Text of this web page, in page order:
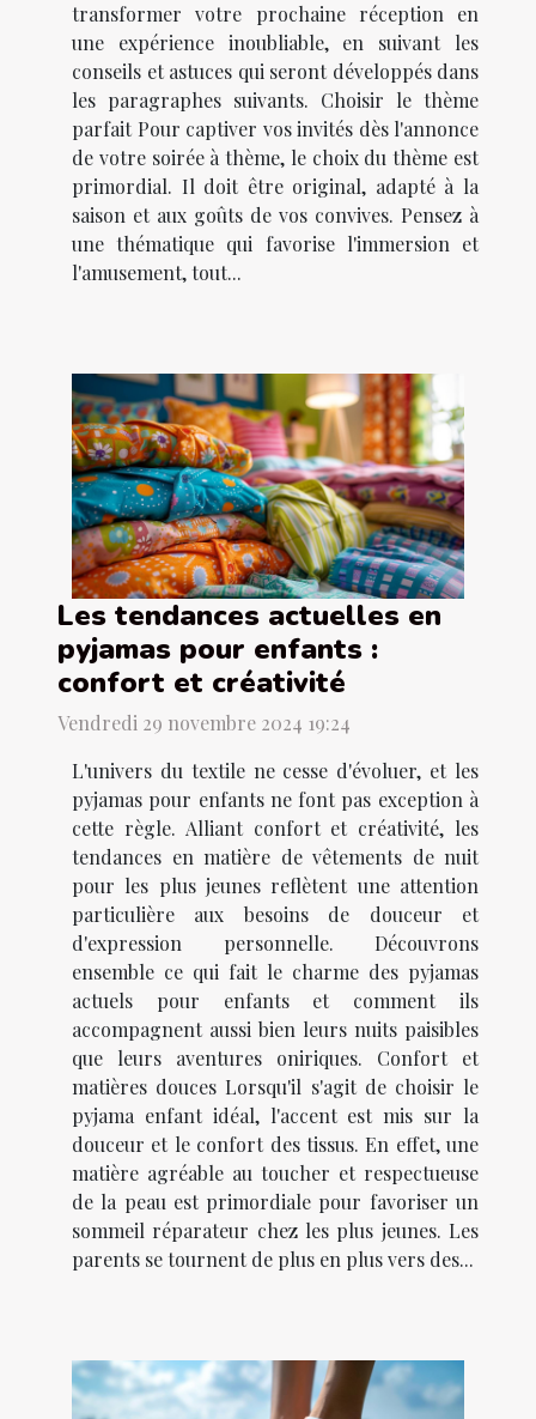
transformer votre prochaine réception en
une expérience inoubliable, en suivant les
conseils et astuces qui seront développés dans
les paragraphes suivants. Choisir le thème
parfait Pour captiver vos invités dès l'annonce
de votre soirée à thème, le choix du thème est
primordial. Il doit être original, adapté à la
saison et aux goûts de vos convives. Pensez à
une thématique qui favorise l'immersion et
l'amusement, tout...
Les tendances actuelles en
pyjamas pour enfants :
confort et créativité
Vendredi 29 novembre 2024 19:24
L'univers du textile ne cesse d'évoluer, et les
pyjamas pour enfants ne font pas exception à
cette règle. Alliant confort et créativité, les
tendances en matière de vêtements de nuit
pour les plus jeunes reflètent une attention
particulière aux besoins de douceur et
d'expression personnelle. Découvrons
ensemble ce qui fait le charme des pyjamas
actuels pour enfants et comment ils
accompagnent aussi bien leurs nuits paisibles
que leurs aventures oniriques. Confort et
matières douces Lorsqu'il s'agit de choisir le
pyjama enfant idéal, l'accent est mis sur la
douceur et le confort des tissus. En effet, une
matière agréable au toucher et respectueuse
de la peau est primordiale pour favoriser un
sommeil réparateur chez les plus jeunes. Les
parents se tournent de plus en plus vers des...